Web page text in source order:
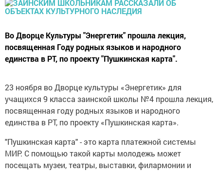
Во Дворце Культуры "Энергетик" прошла лекция,
посвященная Году родных языков и народного
единства в РТ, по проекту "Пушкинская карта".
23 ноября во Дворце культуры «Энергетик» для
учащихся 9 класса заинской школы №4 прошла лекция,
посвященная году родных языков и народного
единства в РТ, по проекту «Пушкинская карта».
"Пушкинская карта" - это карта платежной системы
МИР. С помощью такой карты молодежь может
посещать музеи, театры, выставки, филармонии и